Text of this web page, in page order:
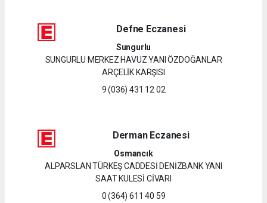
Defne Eczanesi
Sungurlu
SUNGURLU MERKEZ HAVUZ YANI ÖZDOĞANLAR
ARÇELİK KARŞISI
9 (036) 431 12 02
Derman Eczanesi
Osmancık
ALPARSLAN TÜRKEŞ CADDESİ DENİZBANK YANI
SAAT KULESİ CİVARI
0 (364) 611 40 59